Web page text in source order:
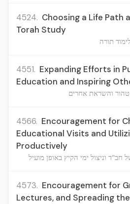
4524. Choosing a Life Path
Torah Study
תורה
4551. Expanding Efforts in
Education and Inspiring
והשראת אחרים
4566. Encouragement for
Educational Visits and
Productively
חב"ד וניצול ימי הקיץ באופן מועיל
4573. Encouragement for
Lectures, and Spreading